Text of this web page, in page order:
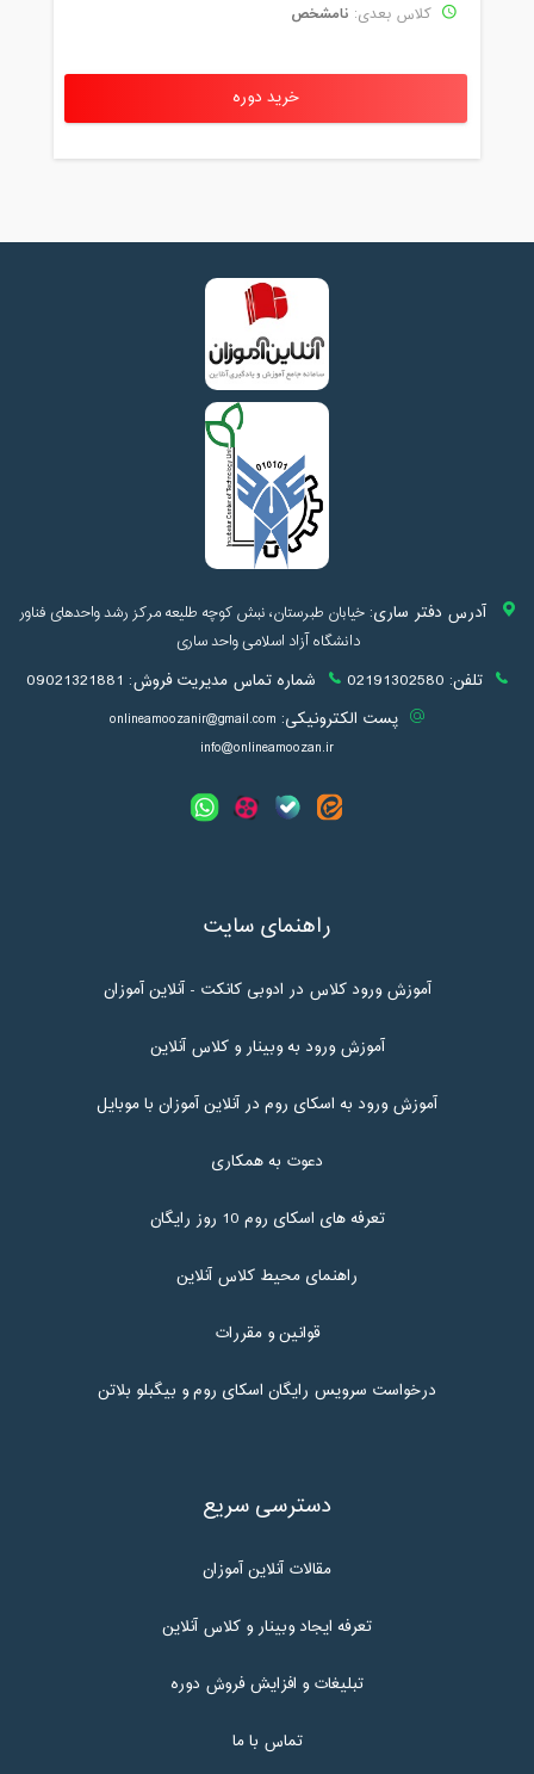
کلاس بعدی: نامشخص
خرید دوره
آدرس دفتر ساری:خیابان طبرستان، نبش کوچه طلیعه مرکز رشد واحدهای فناور
دانشگاه آزاد اسلامی واحد ساری
تلفن: 02191302580 شماره تماس مدیریت فروش: 09021321881
پست الکترونیکی: onlineamoozanir@gmail.com
info@onlineamoozan.ir
راهنمای سایت
آموزش ورود کلاس در ادوبی کانکت - آنلاین آموزان
آموزش ورود به وبینار و کلاس آنلاین
آموزش ورود به اسکای روم در آنلاین آموزان با موبایل
دعوت به همکاری
تعرفه های اسکای روم 10 روز رایگان
راهنمای محیط کلاس آنلاین
قوانین و مقررات
درخواست سرویس رایگان اسکای روم و بیگبلو بلاتن
دسترسی سریع
مقالات آنلاین آموزان
تعرفه ایجاد وبینار و کلاس آنلاین
تبلیغات و افزایش فروش دوره
تماس با ما